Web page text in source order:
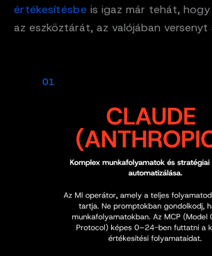
értékesítésbeis igaz már tehát,
az eszköztárát, az valójában versenyt